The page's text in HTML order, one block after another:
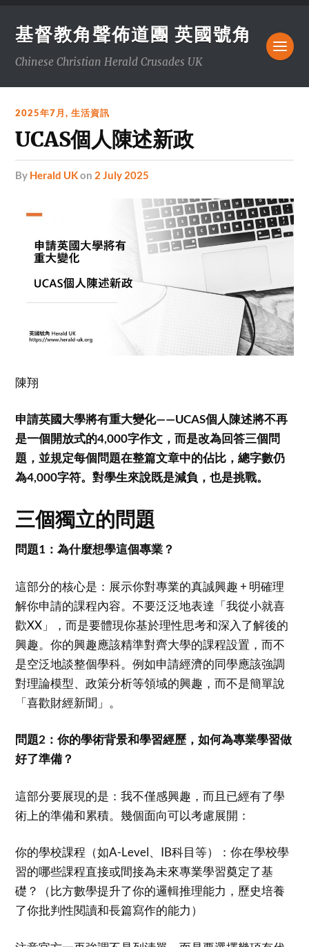
基督教角聲佈道團 英國號角
Chinese Christian Herald Crusades UK
2025年7月,生活資訊
UCAS個人陳述新政
by Herald UKon 2 July 2025
陳翔
申請英國大學將有重大變化——UCAS個人陳述將不再
是一個開放式的4,000字作文，而是改為回答三個問
題，並規定每個問題在整篇文章中的佔比，總字數仍
為4,000字符。對學生來說既是減負，也是挑戰。
三個獨立的問題
問題1：為什麼想學這個專業？
這部分的核心是：展示你對專業的真誠興趣 + 明確理
解你申請的課程內容。不要泛泛地表達「我從小就喜
歡XX」，而是要體現你基於理性思考和深入了解後的
興趣。你的興趣應該精準對齊大學的課程設置，而不
是空泛地談整個學科。例如申請經濟的同學應該強調
對理論模型、政策分析等領域的興趣，而不是簡單說
「喜歡財經新聞」。
問題2：你的學術背景和學習經歷，如何為專業學習做
好了準備？
這部分要展現的是：我不僅感興趣，而且已經有了學
術上的準備和累積。幾個面向可以考慮展開：
你的學校課程（如A-Level、IB科目等）：你在學校學
習的哪些課程直接或間接為未來專業學習奠定了基
礎？（比方數學提升了你的邏輯推理能力，歷史培養
了你批判性閱讀和長篇寫作的能力）